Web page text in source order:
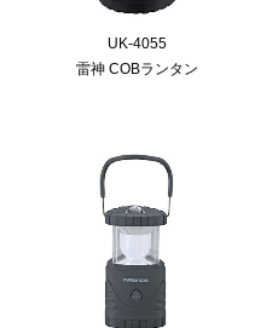
UK-4055
雷神 COBランタン